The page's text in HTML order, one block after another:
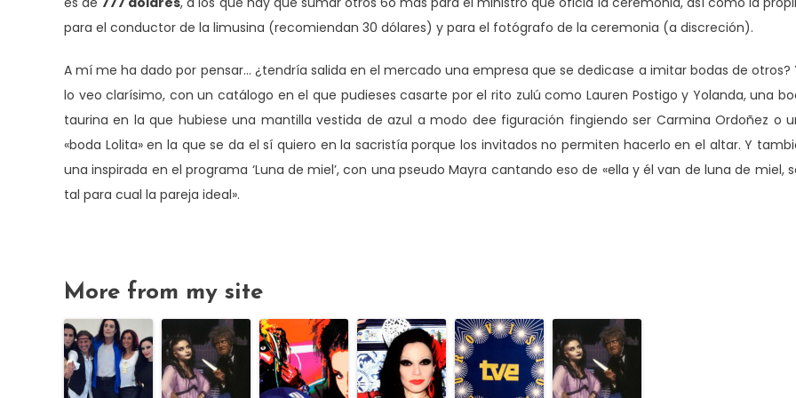
para el conductor de la limusina (recomiendan 30 dólares) y para el fotógrafo de la ceremonia (a discreción).
A mí me ha dado por pensar… ¿tendría salida en el mercado una empresa que se dedicase a imitar bodas de otros?
lo veo clarísimo, con un catálogo en el que pudieses casarte por el rito zulú como Lauren Postigo y Yolanda, una
taurina en la que hubiese una mantilla vestida de azul a modo dee figuración fingiendo ser Carmina Ordoñez o
«boda Lolita» en la que se da el sí quiero en la sacristía porque los invitados no permiten hacerlo en el altar. Y
una inspirada en el programa ‘Luna de miel’, con una pseudo Mayra cantando eso de «ella y él van de luna de miel,
tal para cual la pareja ideal».
More from my site